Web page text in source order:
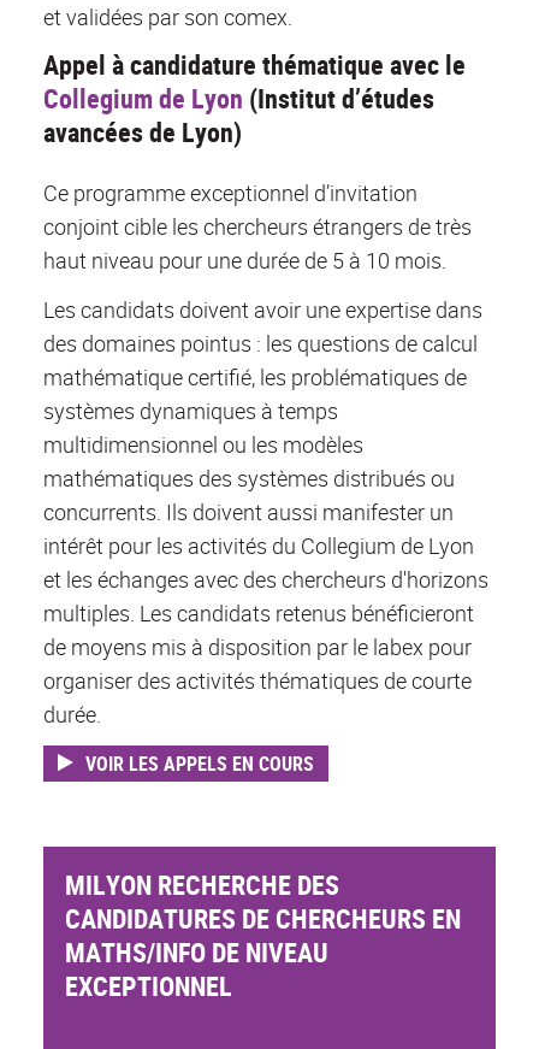
et validées par son comex.
Appel à candidature thématique avec le
Collegium de Lyon (Institut d’études
avancées de Lyon)
Ce programme exceptionnel d’invitation
conjoint cible les chercheurs étrangers de très
haut niveau pour une durée de 5 à 10 mois.
Les candidats doivent avoir une expertise dans
des domaines pointus : les questions de calcul
mathématique certifié, les problématiques de
systèmes dynamiques à temps
multidimensionnel ou les modèles
mathématiques des systèmes distribués ou
concurrents. Ils doivent aussi manifester un
intérêt pour les activités du Collegium de Lyon
et les échanges avec des chercheurs d'horizons
multiples. Les candidats retenus bénéficieront
de moyens mis à disposition par le labex pour
organiser des activités thématiques de courte
durée.
VOIR LES APPELS EN COURS
MILYON RECHERCHE DES
CANDIDATURES DE CHERCHEURS EN
MATHS/INFO DE NIVEAU
EXCEPTIONNEL